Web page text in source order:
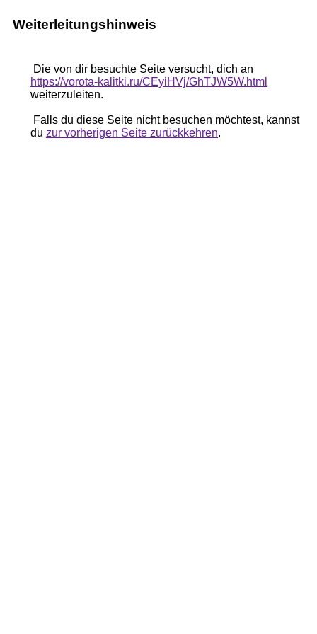
Weiterleitungshinweis
Die von dir besuchte Seite versucht, dich an
https://vorota-kalitki.ru/CEyiHVj/GhTJW5W.html
weiterzuleiten.
Falls du diese Seite nicht besuchen möchtest, kannst
du zur vorherigen Seite zurückkehren.